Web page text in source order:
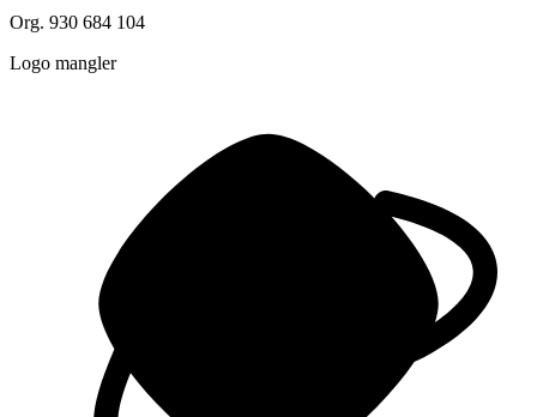
Org. 930 684 104
Logo mangler